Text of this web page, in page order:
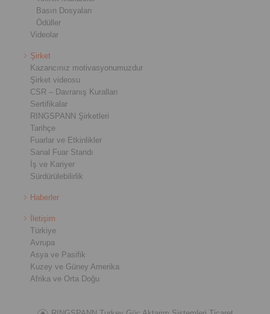
Basın Dosyaları
Ödüller
Videolar
Şirket
Kazancınız motivasyonumuzdur
Şirket videosu
CSR – Davranış Kuralları
Sertifikalar
RINGSPANN Şirketleri
Tarihçe
Fuarlar ve Etkinlikler
Sanal Fuar Standı
İş ve Kariyer
Sürdürülebilirlik
Haberler
İletişim
Türkiye
Avrupa
Asya ve Pasifik
Kuzey ve Güney Amerika
Afrika ve Orta Doğu